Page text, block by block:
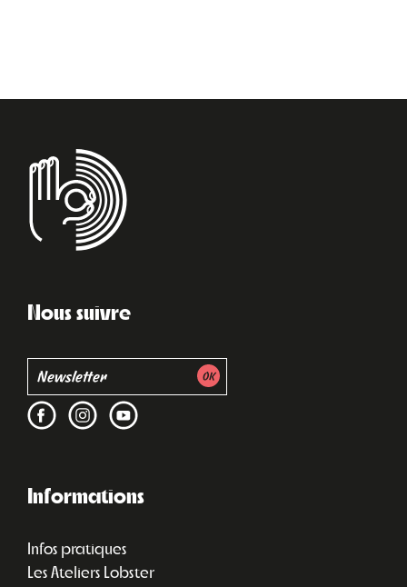
Nous suivre
Informations
Infos pratiques
Les Ateliers Lobster